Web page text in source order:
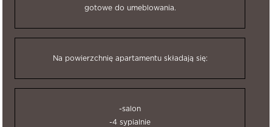
gotowe do umeblowania.
Na powierzchnię apartamentu składają się:
-salon
-4 sypialnie